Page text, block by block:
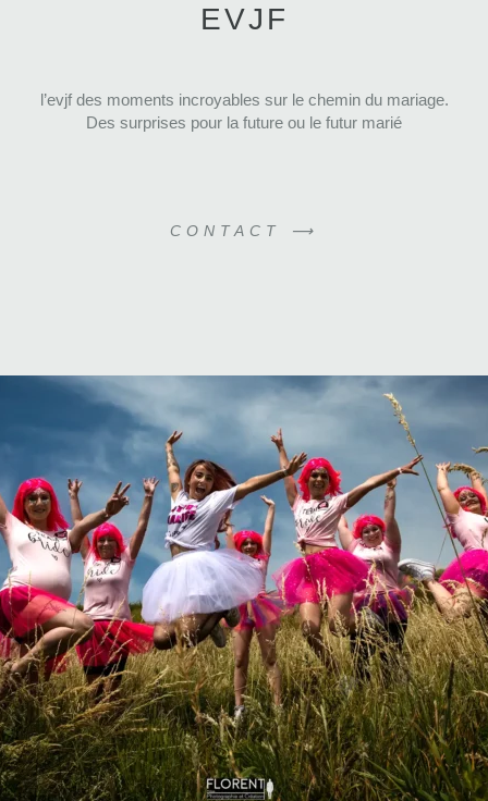
EVJF
l’evjf des moments incroyables sur le chemin du mariage.
Des surprises pour la future ou le futur marié
CONTACT ⟶